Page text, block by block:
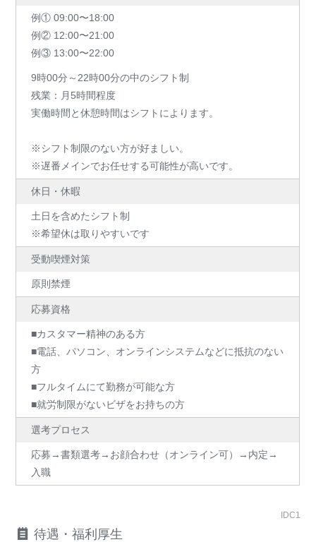
例① 09:00〜18:00
例② 12:00〜21:00
例③ 13:00〜22:00
9時00分～22時00分の中のシフト制
残業：月5時間程度
実働時間と休憩時間はシフトによります。
※シフト制限のない方が好ましい。
※遅番メインでお任せする可能性が高いです。
休日・休暇
土日を含めたシフト制
※希望休は取りやすいです
受動喫煙対策
原則禁煙
応募資格
■カスタマー精神のある方
■電話、パソコン、オンラインシステムなどに抵抗のない
方
■フルタイムにて勤務が可能な方
■就労制限がないビザをお持ちの方
選考プロセス
応募→書類選考→お顔合わせ（オンライン可）→内定→
入職
IDC1
待遇・福利厚生